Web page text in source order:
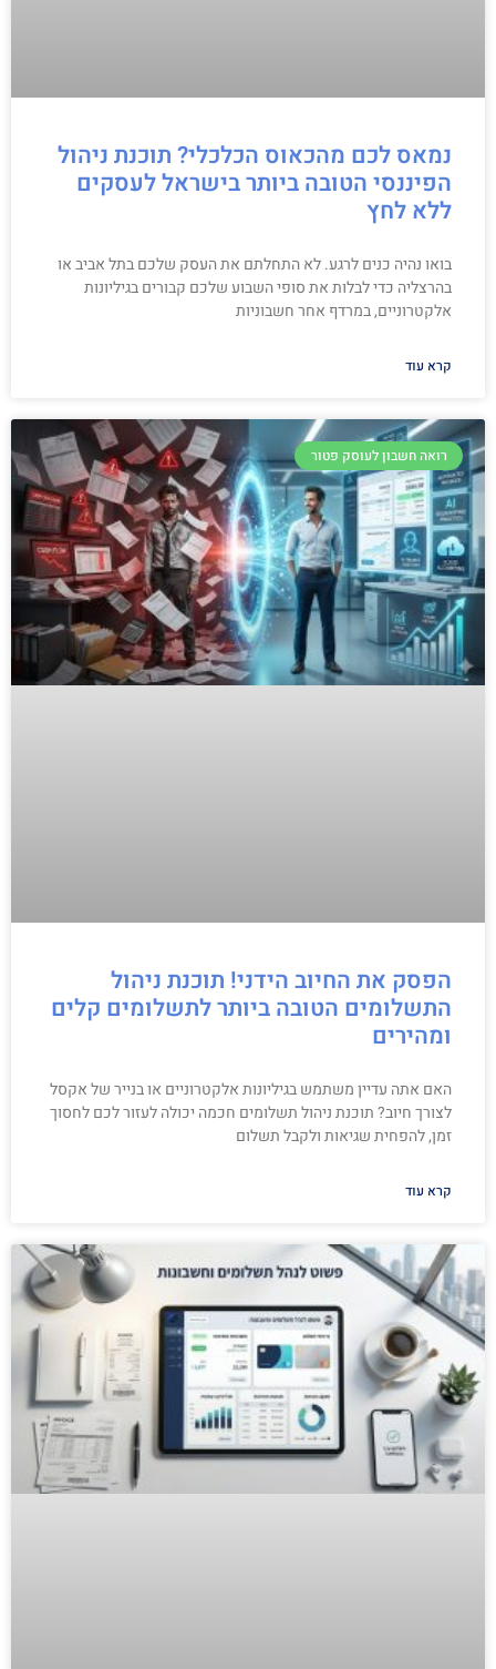
נמאס לכם מהכאוס הכלכלי? תוכנת ניהול
הפיננסי הטובה ביותר בישראל לעסקים
ללא לחץ
בואו נהיה כנים לרגע. לא התחלתם את העסק שלכם בתל אביב או
בהרצליה כדי לבלות את סופי השבוע שלכם קבורים בגיליונות
אלקטרוניים, במרדף אחר חשבוניות
קרא עוד
רואה חשבון לעוסק פטור
הפסק את החיוב הידני! תוכנת ניהול
התשלומים הטובה ביותר לתשלומים קלים
ומהירים
האם אתה עדיין משתמש בגיליונות אלקטרוניים או בנייר של אקסל
לצורך חיוב? תוכנת ניהול תשלומים חכמה יכולה לעזור לכם לחסוך
זמן, להפחית שגיאות ולקבל תשלום
קרא עוד